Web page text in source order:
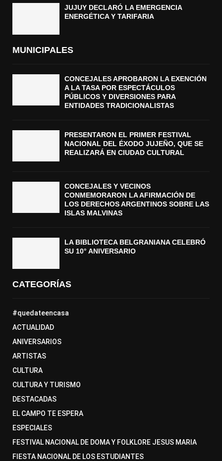
JUJUY DECLARÓ LA EMERGENCIA
ENERGÉTICA Y TARIFARIA
MUNICIPALES
CONCEJALES APROBARON LA EXENCIÓN
A LA TASA POR ESPECTÁCULOS
PÚBLICOS Y DIVERSIONES PARA
ENTIDADES TRADICIONALISTAS
PRESENTARON EL PRIMER FESTIVAL
NACIONAL DEL ÉXODO JUJEÑO, QUE SE
REALIZARÁ EN CIUDAD CULTURAL
CONCEJALES Y VECINOS
CONMEMORARON LA AFIRMACIÓN DE
LOS DERECHOS ARGENTINOS SOBRE LAS
ISLAS MALVINAS
LA BIBLIOTECA BELGRANIANA CELEBRÓ
SU 10° ANIVERSARIO
CATEGORÍAS
#quedateencasa
ACTUALIDAD
ANIVERSARIOS
ARTISTAS
CULTURA
CULTURA Y TURISMO
DESTACADAS
EL CAMPO TE ESPERA
ESPECIALES
FESTIVAL NACIONAL DE DOMA Y FOLKLORE JESUS MARIA
FIESTA NACIONAL DE LOS ESTUDIANTES